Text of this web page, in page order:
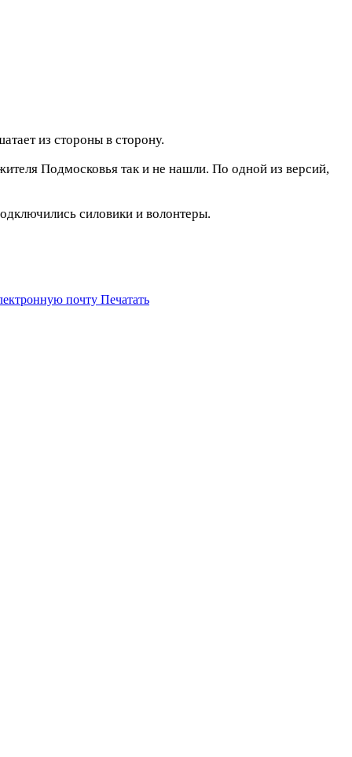
из стороны в сторону.
Подмосковья так и не нашли. По одной из версий,
силовики и волонтеры.
почту Печатать